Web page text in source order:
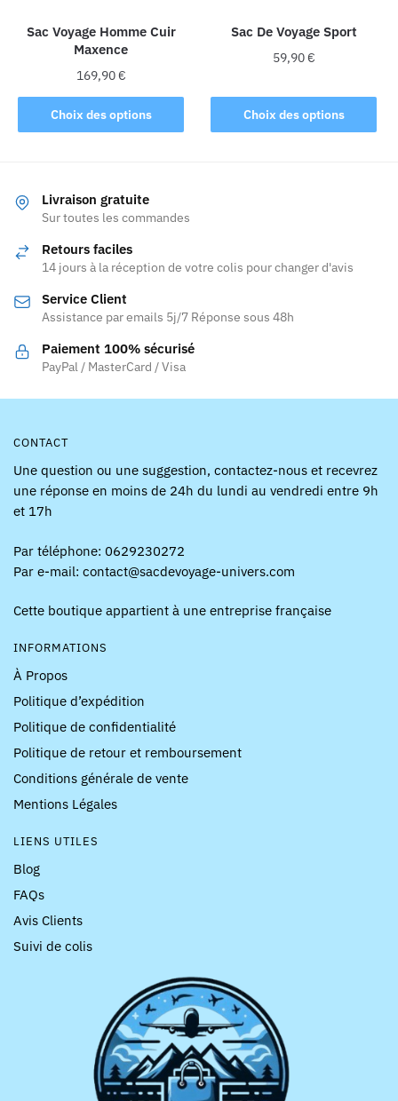
page
du
produit
Sac Voyage Homme Cuir
Maxence
169,90€
Choix des options
produit
variations.
Les
peuvent
choisies
sur
la
page
Sac De Voyage Sport
59,90€
Choix des options
produit
a
être
la
Livraison gratuite
Sur toutes les commandes
Retours faciles
14 jours à la réception de votre colis pour changer d'avis
Service Client
Assistance par emails 5j/7 Réponse sous 48h
Paiement 100% sécurisé
PayPal / MasterCard / Visa
CONTACT
Une question ou une suggestion, contactez-nous et recevrez
une réponse en moins de 24h du lundi au vendredi entre 9h
et 17h
Par téléphone: 0629230272
Par e-mail: contact@sacdevoyage-univers.com
Cette boutique appartient à une entreprise française
INFORMATIONS
À Propos
Politique d’expédition
Politique de confidentialité
Politique de retour et remboursement
Conditions générale de vente
Mentions Légales
LIENS UTILES
Blog
FAQs
Avis Clients
Suivi de colis